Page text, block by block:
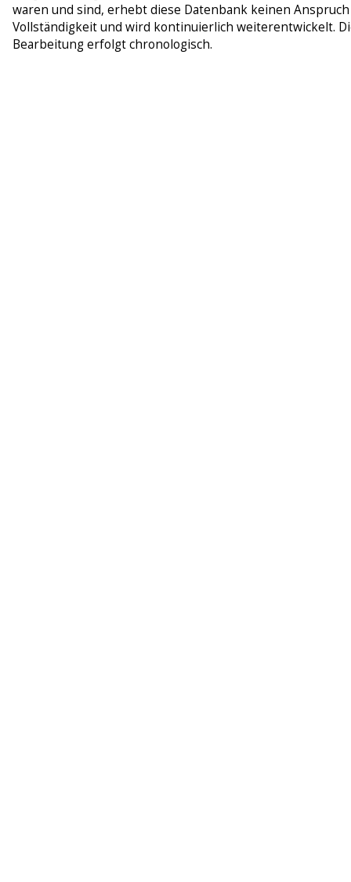
waren und sind, erhebt diese Datenbank keinen
Vollständigkeit und wird kontinuierlich weiterentwickelt.
Bearbeitung erfolgt chronologisch.